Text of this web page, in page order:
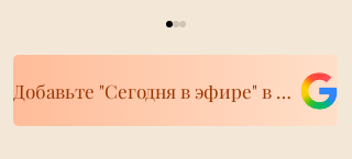
Добавьте "Сегодня в эфире" в свои источники